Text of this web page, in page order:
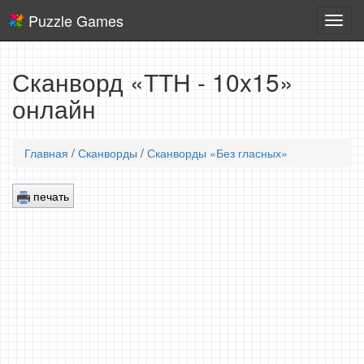
игры
Puzzle Games
Сканворд «ТТН - 10x15»
онлайн
Главная / Сканворды / Сканворды «Без гласных»
печать